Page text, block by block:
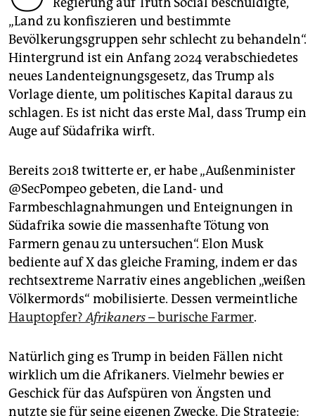
„Land zu konfiszieren und bestimmte
Bevölkerungsgruppen sehr schlecht zu behandeln“.
Hintergrund ist ein Anfang 2024 verabschiedetes
neues Landenteignungsgesetz, das Trump als
Vorlage diente, um politisches Kapital daraus zu
schlagen. Es ist nicht das erste Mal, dass Trump ein
Auge auf Südafrika wirft.
Bereits 2018 twitterte er, er habe „Außenminister
@SecPompeo gebeten, die Land- und
Farmbeschlagnahmungen und Enteignungen in
Südafrika sowie die massenhafte Tötung von
Farmern genau zu untersuchen“. Elon Musk
bediente auf X das gleiche Framing, indem er das
rechtsextreme Narrativ eines angeblichen „weißen
Völkermords“ mobilisierte. Dessen vermeintliche
Hauptopfer?Afrikaners– burische Farmer.
Natürlich ging es Trump in beiden Fällen nicht
wirklich um die Afrikaners. Vielmehr bewies er
Geschick für das Aufspüren von Ängsten und
nutzte sie für seine eigenen Zwecke. Die Strategie: